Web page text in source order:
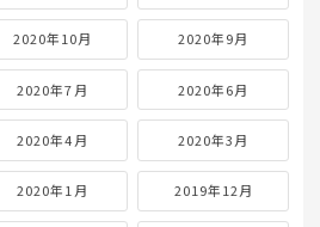
2020年10月 2020年9月
2020年7月 2020年6月
2020年4月 2020年3月
2020年1月 2019年12月